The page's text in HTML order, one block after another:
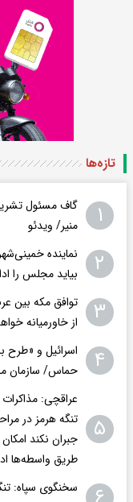
تازه‌ها
۱
گاف مسئول
منیر/ ویدئو
۲
نماینده
بیاید مجلس را
۳
توافق مکه بین
از خاورمیانه
۴
اسرائیل و «طرح
حماس/ سازمان
۵
عراقچی:
تنگه هرمز در
جبران نکند
طریق واسطه‌ها
سخنگوی سپاه: